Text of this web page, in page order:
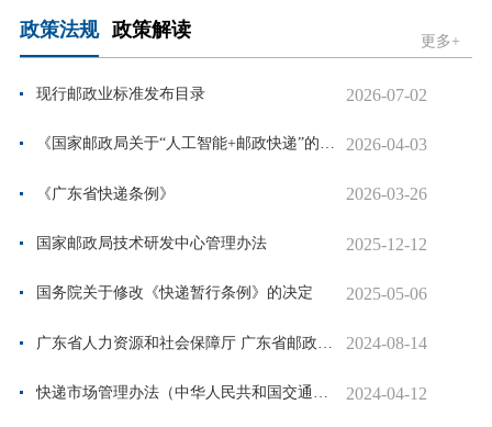
政策法规 政策解读
更多+
现行邮政业标准发布目录 2026-07-02
《国家邮政局关于“人工智能+邮政快递”的实施意见》 2026-04-03
《广东省快递条例》 2026-03-26
国家邮政局技术研发中心管理办法 2025-12-12
国务院关于修改《快递暂行条例》的决定 2025-05-06
2024-08-14
快递市场管理办法（中华人民共和国交通运输部令2023年第22号） 2024-04-12